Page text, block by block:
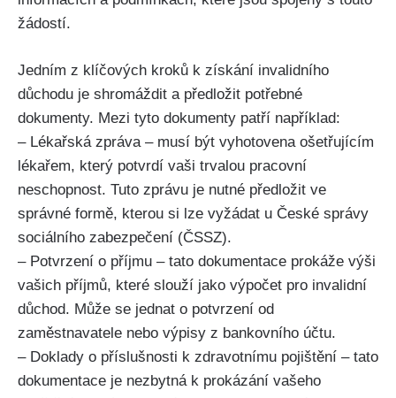
žádostí.
Jedním z klíčových kroků k získání invalidního
důchodu je shromáždit a předložit potřebné
dokumenty. Mezi tyto dokumenty patří například:
– Lékařská zpráva – musí být vyhotovena ošetřujícím
lékařem, který potvrdí vaši trvalou pracovní
neschopnost. Tuto zprávu je nutné předložit ve
správné formě, kterou si lze vyžádat u České správy
sociálního zabezpečení (ČSSZ).
– Potvrzení o příjmu – tato dokumentace prokáže výši
vašich příjmů, které slouží jako výpočet pro invalidní
důchod. Může se jednat o potvrzení od
zaměstnavatele nebo výpisy z bankovního účtu.
– Doklady o příslušnosti k zdravotnímu pojištění – tato
dokumentace je nezbytná k prokázání vašeho